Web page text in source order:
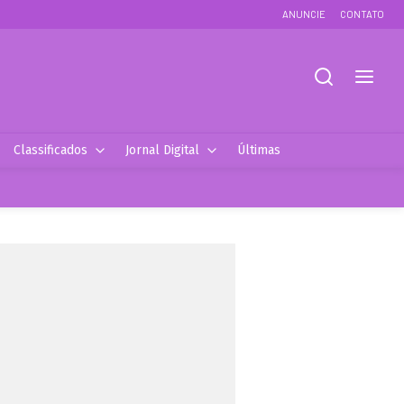
ANUNCIE CONTATO
Classificados Jornal Digital Últimas